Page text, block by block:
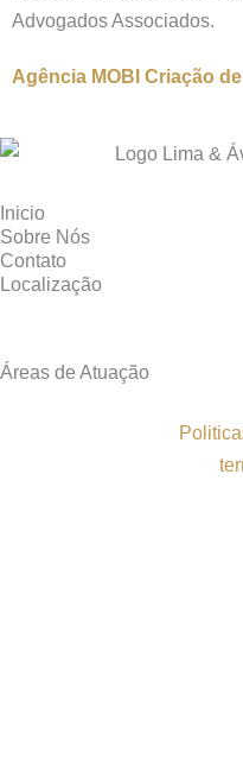
Advogados Associados.
Agência MOBI Criação
Inicio
Sobre Nós
Contato
Localização
Áreas de Atuação